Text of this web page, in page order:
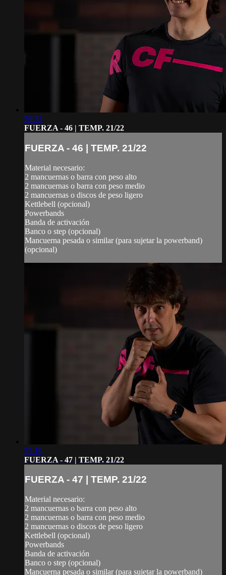
56:33
FUERZA - 46 | TEMP. 21/22
FUERZA - 46 | TEMP. 21/22
Material necesario:
2 mancuernas o barra con peso alto
2 mancuernas o barra con peso medio
2 mancuernas o discos de peso ligero
Kettlebell (opcional)
Powerbands
Banda de activación
Banco o step (opcional)
Mancuerna pesada o similar (para sujetar la powerband)
(opcional)
55:16
FUERZA - 47 | TEMP. 21/22
FUERZA - 47 | TEMP. 21/22
Material necesario:
2 mancuernas o barra con peso alto
2 mancuernas o barra con peso medio
2 mancuernas o discos de peso ligero
Kettlebell (opcional)
Powerbands
Banda de activación
Banco o step (opcional)
Mancuerna pesada o similar (para sujetar la powerband)